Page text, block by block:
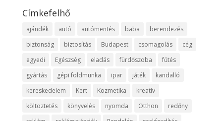
Címkefelhő
ajándék autó autómentés baba
berendezés
biztonság
biztosítás Budapest csomagolás
cég
egyedi
Egészség eladás fürdőszoba
fűtés
gyártás
gépi földmunka ipar játék
kandalló
kereskedelem
Kert Kozmetika
kreatív
költöztetés
könyvelés nyomda Otthon
redőny